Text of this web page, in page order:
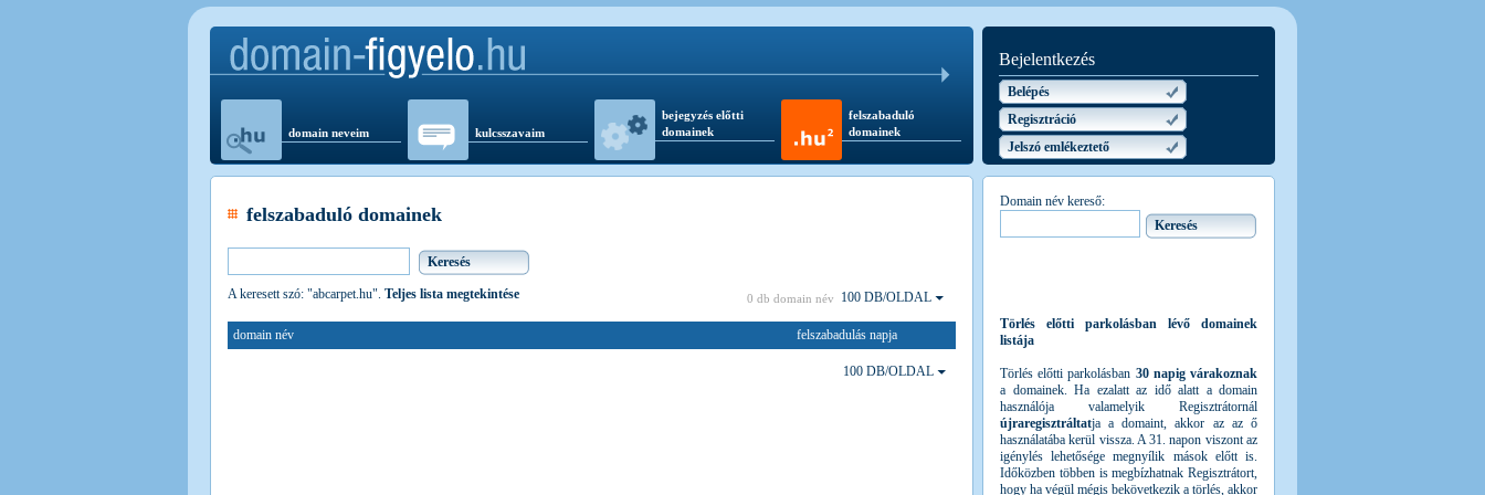
domain neveim kulcsszavaim
bejegyzés előtti
domainek
felszabaduló
domainek
Bejelentkezés
Belépés
Regisztráció
Jelszó emlékeztető
felszabaduló domainek
A keresett szó: "abcarpet.hu". Teljes lista megtekintése 0 db domain név 100 DB/OLDAL
domain név felszabadulás napja
100 DB/OLDAL
Domain név kereső:
Törlés előtti parkolásban lévő domainek
listája
Törlés előtti parkolásban 30 napig várakoznak
a domainek. Ha ezalatt az idő alatt a domain
használója valamelyik Regisztrátornál
újraregisztráltatja a domaint, akkor az az ő
használatába kerül vissza. A 31. napon viszont az
igénylés lehetősége megnyílik mások előtt is.
Időközben többen is megbízhatnak Regisztrátort,
hogy ha végül mégis bekövetkezik a törlés, akkor